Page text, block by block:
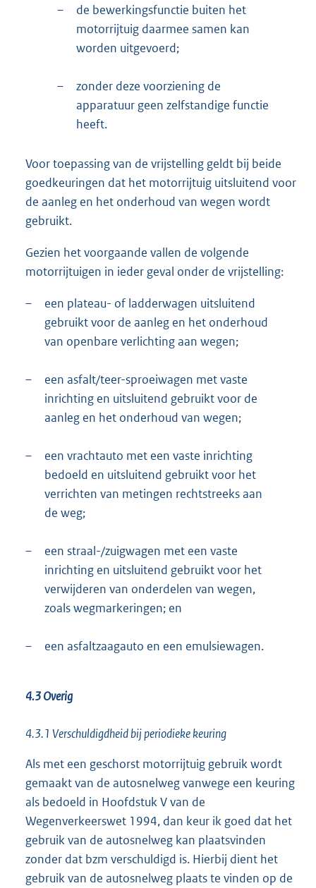
–
de bewerkingsfunctie buiten het
motorrijtuig daarmee samen kan
worden uitgevoerd;
–
zonder deze voorziening de
apparatuur geen zelfstandige functie
heeft.
Voor toepassing van de vrijstelling geldt bij beide
goedkeuringen dat het motorrijtuig uitsluitend voor
de aanleg en het onderhoud van wegen wordt
gebruikt.
Gezien het voorgaande vallen de volgende
motorrijtuigen in ieder geval onder de vrijstelling:
–
een plateau- of ladderwagen uitsluitend
gebruikt voor de aanleg en het onderhoud
van openbare verlichting aan wegen;
–
een asfalt/teer-sproeiwagen met vaste
inrichting en uitsluitend gebruikt voor de
aanleg en het onderhoud van wegen;
–
een vrachtauto met een vaste inrichting
bedoeld en uitsluitend gebruikt voor het
verrichten van metingen rechtstreeks aan
de weg;
–
een straal-/zuigwagen met een vaste
inrichting en uitsluitend gebruikt voor het
verwijderen van onderdelen van wegen,
zoals wegmarkeringen; en
– een asfaltzaagauto en een emulsiewagen.
4.3 Overig
4.3.1 Verschuldigdheid bij periodieke keuring
Als met een geschorst motorrijtuig gebruik wordt
gemaakt van de autosnelweg vanwege een keuring
als bedoeld in Hoofdstuk V van de
Wegenverkeerswet 1994, dan keur ik goed dat het
gebruik van de autosnelweg kan plaatsvinden
zonder dat bzm verschuldigd is. Hierbij dient het
gebruik van de autosnelweg plaats te vinden op de